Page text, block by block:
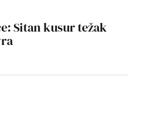
Sitan kusur težak